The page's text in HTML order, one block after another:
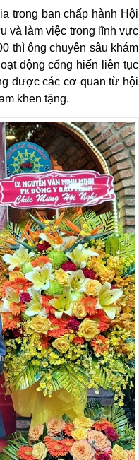
trong ban chấp hành Hội
và làm việc trong lĩnh vực
thì ông chuyên sâu khám
động cống hiến liên tục
được các cơ quan từ hội
khen tặng.